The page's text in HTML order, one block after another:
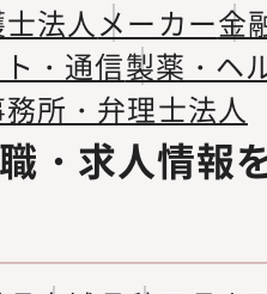
法人メーカー金
・通信製薬・ヘ
所・弁理士法人
・求人情報